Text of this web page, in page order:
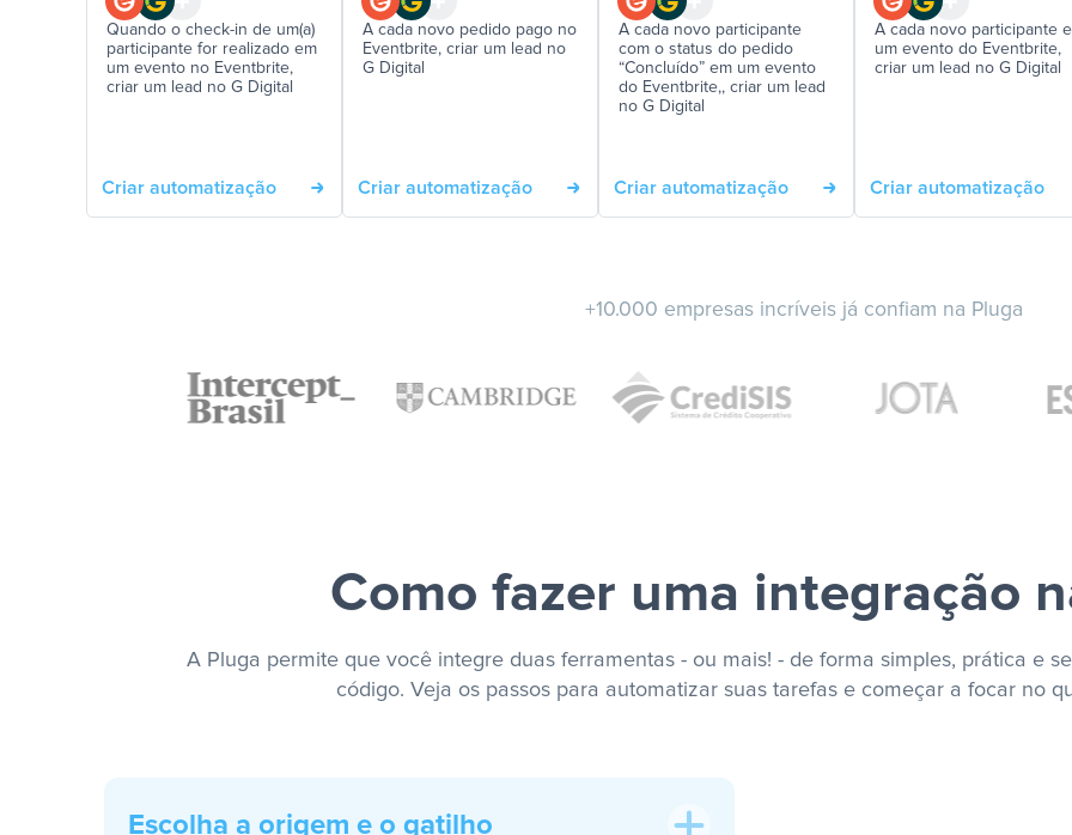
Quando o check-in de um(a)
participante for realizado em
um evento no Eventbrite,
criar um lead no G Digital
Criar automatização
A cada novo pedido pago no
Eventbrite, criar um lead no
G Digital
Criar automatização
A cada novo participante
com o status do pedido
“Concluído” em um evento
do Eventbrite,, criar um lead
no G Digital
Criar automatização
A cada novo participante
um evento do Eventbrite,
criar um lead no G Digital
Criar automatização
+10.000 empresas incríveis já confiam na Pluga
Como fazer uma integração
A Pluga permite que você integre duas ferramentas - ou mais! - de forma simples, prática e
código. Veja os passos para automatizar suas tarefas e começar a focar no
Escolha a origem e o gatilho